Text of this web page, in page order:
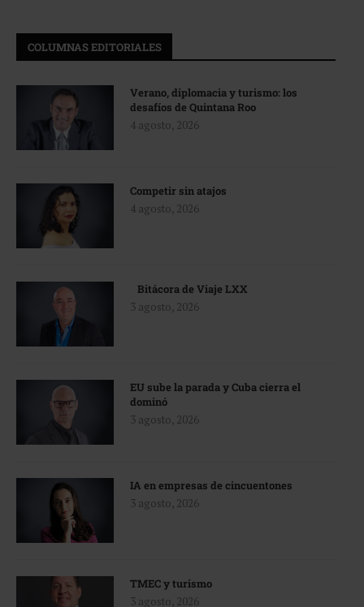
COLUMNAS EDITORIALES
Verano, diplomacia y turismo: los
desafíos de Quintana Roo
4 agosto, 2026
Competir sin atajos
4 agosto, 2026
Bitácora de Viaje LXX
3 agosto, 2026
EU sube la parada y Cuba cierra el
dominó
3 agosto, 2026
IA en empresas de cincuentones
3 agosto, 2026
TMEC y turismo
3 agosto, 2026